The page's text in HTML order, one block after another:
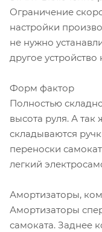
Ограничение
настройки
не нужно
другое устройство
Форм фактор
Полностью
высота руля. А
складываются
переноски
легкий
Амортизаторы,
Амортизаторы
самоката. Заднее